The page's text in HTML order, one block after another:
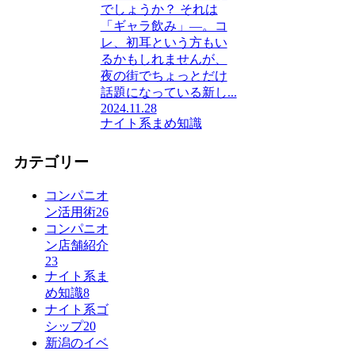
でしょうか？ それは
「ギャラ飲み」―。コ
レ、初耳という方もい
るかもしれませんが、
夜の街でちょっとだけ
話題になっている新し...
2024.11.28
ナイト系まめ知識
カテゴリー
コンパニオ
ン活用術26
コンパニオ
ン店舗紹介
23
ナイト系ま
め知識8
ナイト系ゴ
シップ20
新潟のイベ